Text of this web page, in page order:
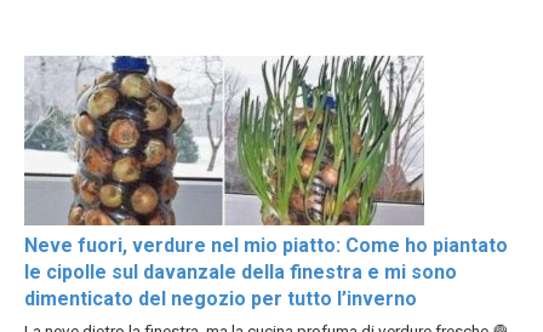
Neve fuori, verdure nel mio piatto: Come ho piantato
le cipolle sul davanzale della finestra e mi sono
dimenticato del negozio per tutto l’inverno